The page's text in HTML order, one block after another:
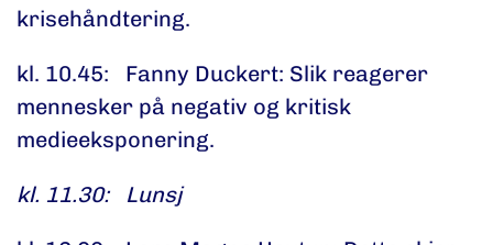
krisehåndtering.
kl. 10.45: Fanny Duckert: Slik reagerer
mennesker på negativ og kritisk
medieeksponering.
kl. 11.30: Lunsj